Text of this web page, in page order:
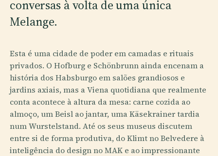
conversas à volta de uma única
Melange.
Esta é uma cidade de poder em camadas e rituais
privados. O Hofburg e Schönbrunn ainda encenam a
história dos Habsburgo em salões grandiosos e
jardins axiais, mas a Viena quotidiana que realmente
conta acontece à altura da mesa: carne cozida ao
almoço, um Beisl ao jantar, uma Käsekrainer tardia
num Wurstelstand. Até os seus museus discutem
entre si de forma produtiva, do Klimt no Belvedere à
inteligência do design no MAK e ao impressionante